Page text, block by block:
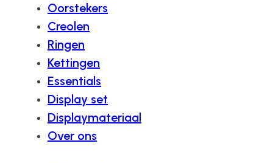
Oorstekers
Creolen
Ringen
Kettingen
Essentials
Display set
Displaymateriaal
Over ons